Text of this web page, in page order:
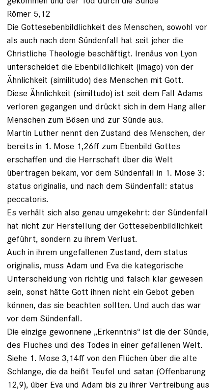
Römer 5,12
Die Gottesebenbildlichkeit des Menschen, sowohl vor
als auch nach dem Sündenfall hat seit jeher die
Christliche Theologie beschäftigt. Irenäus von Lyon
unterscheidet die Ebenbildlichkeit (imago) von der
Ähnlichkeit (similitudo) des Menschen mit Gott.
Diese Ähnlichkeit (similtudo) ist seit dem Fall Adams
verloren gegangen und drückt sich in dem Hang aller
Menschen zum Bösen und zur Sünde aus.
Martin Luther nennt den Zustand des Menschen, der
bereits in 1. Mose 1,26ff zum Ebenbild Gottes
erschaffen und die Herrschaft über die Welt
übertragen bekam, vor dem Sündenfall in 1. Mose 3:
status originalis, und nach dem Sündenfall: status
peccatoris.
Es verhält sich also genau umgekehrt: der Sündenfall
hat nicht zur Herstellung der Gottesebenbildlichkeit
geführt, sondern zu ihrem Verlust.
Auch in ihrem ungefallenen Zustand, dem status
originalis, muss Adam und Eva die kategorische
Unterscheidung von richtig und falsch klar gewesen
sein, sonst hätte Gott ihnen nicht ein Gebot geben
können, das sie beachten sollten. Und auch das war
vor dem Sündenfall.
Die einzige gewonnene „Erkenntnis“ ist die der Sünde,
des Fluches und des Todes in einer gefallenen Welt.
Siehe 1. Mose 3,14ff von den Flüchen über die alte
Schlange, die da heißt Teufel und satan (Offenbarung
12,9), über Eva und Adam bis zu ihrer Vertreibung aus